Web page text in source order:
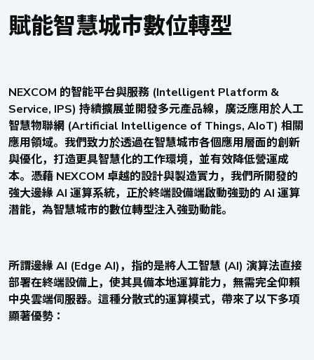
賦能智慧城市數位轉型
NEXCOM 的智能平台與服務 (Intelligent Platform &
Service, IPS) 持續擴展並開發多元產品線，廣泛應用於人工
智慧物聯網 (Artificial Intelligence of Things, AIoT) 相關
應用領域。我們致力於透過在智慧城市各個應用層面的創新
與優化，打造更具智慧化的工作環境，並有效降低營運成
本。憑藉 NEXCOM 卓越的設計與製造實力，我們所開發的
強大邊緣 AI 運算系統，正於終端設備端啟動強勁的 AI 運算
潛能，為智慧城市的數位轉型注入強勁動能。
所謂邊緣 AI (Edge AI)，指的是將人工智慧 (AI) 演算法直接
部署在終端設備上，使其具備本地運算能力，無需完全仰賴
中央雲端伺服器。這種分散式的運算模式，帶來了以下多項
顯著優勢：